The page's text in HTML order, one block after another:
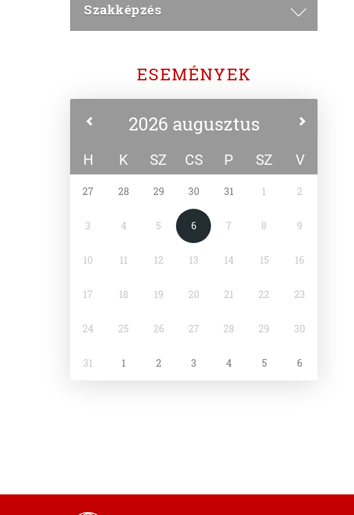
Szakképzés
ESEMÉNYEK
2026 augusztus
H K SZ CS P SZ V
27 28 29 30 31 1 2
3 4 5 6 7 8 9
10 11 12 13 14 15 16
17 18 19 20 21 22 23
24 25 26 27 28 29 30
31 1 2 3 4 5 6